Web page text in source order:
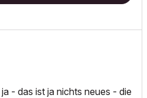
- das ist ja nichts neues - die